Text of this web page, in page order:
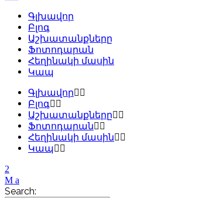
Գլխավոր
Բլոգ
Աշխատանքները
Ֆոտոդարան
Հեղինակի մասին
Կապ
Գլխավոր
Բլոգ
Աշխատանքները
Ֆոտոդարան
Հեղինակի մասին
Կապ
Search: